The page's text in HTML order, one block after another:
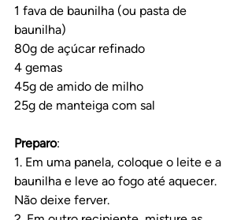
1 fava de baunilha (ou pasta de
baunilha)
80g de açúcar refinado
4 gemas
45g de amido de milho
25g de manteiga com sal
Preparo:
1. Em uma panela, coloque o leite e a
baunilha e leve ao fogo até aquecer.
Não deixe ferver.